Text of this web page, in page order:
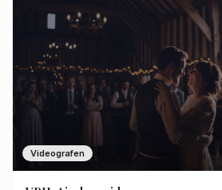
Videografen